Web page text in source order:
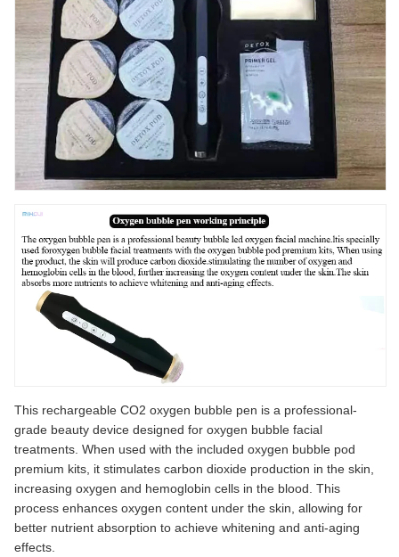
This rechargeable CO2 oxygen bubble pen is a professional-
grade beauty device designed for oxygen bubble facial
treatments. When used with the included oxygen bubble pod
premium kits, it stimulates carbon dioxide production in the skin,
increasing oxygen and hemoglobin cells in the blood. This
process enhances oxygen content under the skin, allowing for
better nutrient absorption to achieve whitening and anti-aging
effects.